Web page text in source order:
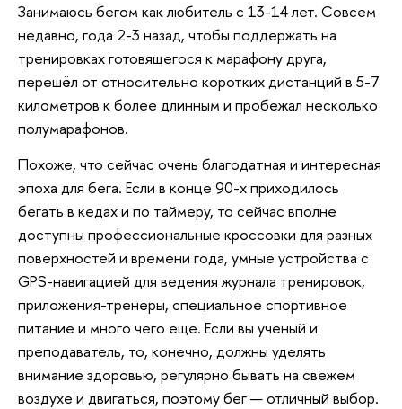
Занимаюсь бегом как любитель с 13-14 лет. Совсем
недавно, года 2-3 назад, чтобы поддержать на
тренировках готовящегося к марафону друга,
перешёл от относительно коротких дистанций в 5-7
километров к более длинным и пробежал несколько
полумарафонов.
Похоже, что сейчас очень благодатная и интересная
эпоха для бега. Если в конце 90-х приходилось
бегать в кедах и по таймеру, то сейчас вполне
доступны профессиональные кроссовки для разных
поверхностей и времени года, умные устройства с
GPS-навигацией для ведения журнала тренировок,
приложения-тренеры, специальное спортивное
питание и много чего еще. Если вы ученый и
преподаватель, то, конечно, должны уделять
внимание здоровью, регулярно бывать на свежем
воздухе и двигаться, поэтому бег — отличный выбор.